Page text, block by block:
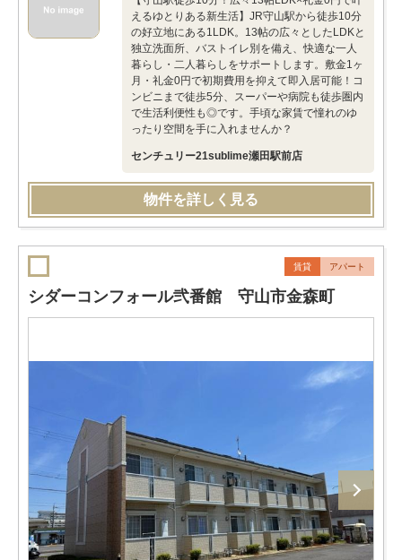
えるゆとりある新生活】JR守山駅から徒歩10分
の好立地にある1LDK。13帖の広々としたLDKと
独立洗面所、バストイレ別を備え、快適な一人
暮らし・二人暮らしをサポートします。敷金1ヶ
月・礼金0円で初期費用を抑えて即入居可能！コ
ンビニまで徒歩5分、スーパーや病院も徒歩圏内
で生活利便性も◎です。手頃な家賃で憧れのゆ
ったり空間を手に入れませんか？
センチュリー21sublime瀬田駅前店
物件を詳しく見る
賃貸 アパート
シダーコンフォール弐番館 守山市金森町